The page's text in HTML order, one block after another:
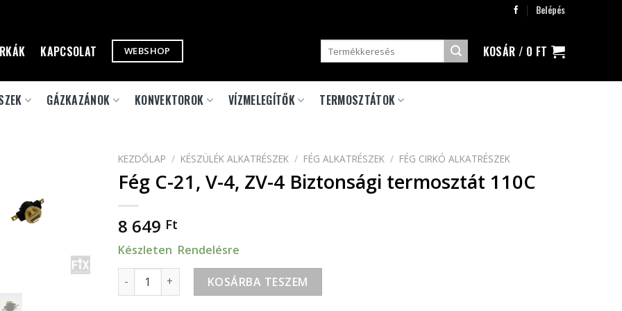
Belépés
KAPCSOLAT WEBSHOP KOSÁR / 0 FT
GÁZKAZÁNOK KONVEKTOROK VÍZMELEGÍTŐK TERMOSZTÁTOK
KEZDŐLAP / KÉSZÜLÉK ALKATRÉSZEK / FÉG ALKATRÉSZEK / FÉG CIRKÓ ALKATRÉSZEK
Fég C-21, V-4, ZV-4 Biztonsági termosztát 110C
8 649 Ft
Készleten Rendelésre
Fég C-21, V-4, ZV-4 Biztonsági termosztát 110C mennyiség
KOSÁRBA TESZEM